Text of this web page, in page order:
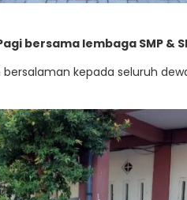
bersama lembaga SMP &
kepada seluruh